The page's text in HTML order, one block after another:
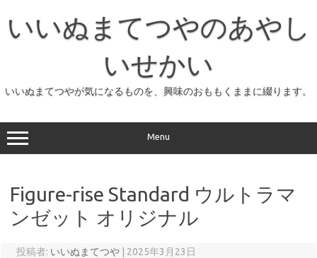
プ
いいぬまてつやのあやし
いせかい
いいぬまてつやが気になるものを、興味のおももくままに綴ります。
Menu
Figure-rise Standard ウルトラマ
ンゼット オリジナル
投稿者: いいぬまてつや 2025年3月23日